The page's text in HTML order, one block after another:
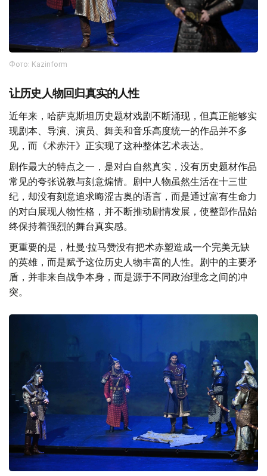
Фото: Kazinform
让历史人物回归真实的人性
近年来，哈萨克斯坦历史题材戏剧不断涌现，但真正能够实
现剧本、导演、演员、舞美和音乐高度统一的作品并不多
见，而《术赤汗》正实现了这种整体艺术表达。
剧作最大的特点之一，是对白自然真实，没有历史题材作品
常见的夸张说教与刻意煽情。剧中人物虽然生活在十三世
纪，却没有刻意追求晦涩古奥的语言，而是通过富有生命力
的对白展现人物性格，并不断推动剧情发展，使整部作品始
终保持着强烈的舞台真实感。
更重要的是，杜曼·拉马赞没有把术赤塑造成一个完美无缺
的英雄，而是赋予这位历史人物丰富的人性。剧中的主要矛
盾，并非来自战争本身，而是源于不同政治理念之间的冲
突。